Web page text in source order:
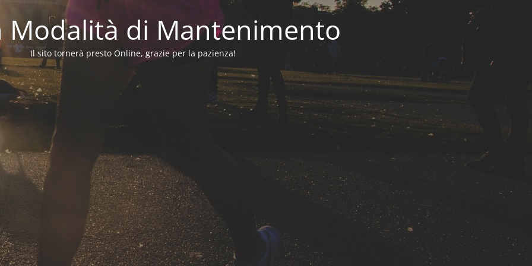
Modalità di Mantenimento
Il sito tornerà presto Online, grazie per la pazienza!